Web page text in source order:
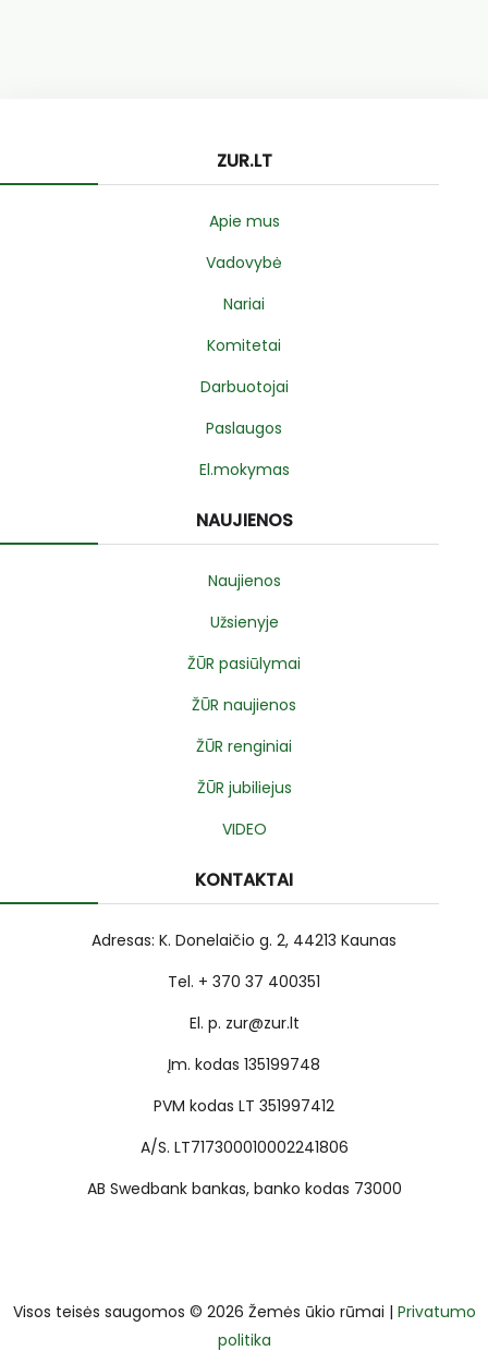
ZUR.LT
Apie mus
Vadovybė
Nariai
Komitetai
Darbuotojai
Paslaugos
El.mokymas
NAUJIENOS
Naujienos
Užsienyje
ŽŪR pasiūlymai
ŽŪR naujienos
ŽŪR renginiai
ŽŪR jubiliejus
VIDEO
KONTAKTAI
Adresas: K. Donelaičio g. 2, 44213 Kaunas
Tel. + 370 37 400351
El. p. zur@zur.lt
Įm. kodas 135199748
PVM kodas LT 351997412
A/S. LT717300010002241806
AB Swedbank bankas, banko kodas 73000
Visos teisės saugomos © 2026 Žemės ūkio rūmai | Privatumo
politika